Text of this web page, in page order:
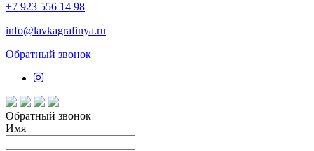
+7 923 556 14 98
info@lavkagrafinya.ru
Обратный звонок
Обратный звонок
Имя